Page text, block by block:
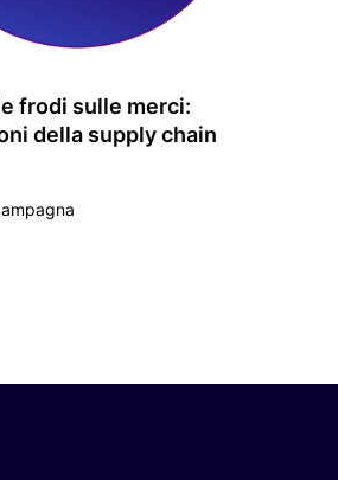
frodi sulle merci:
della supply chain